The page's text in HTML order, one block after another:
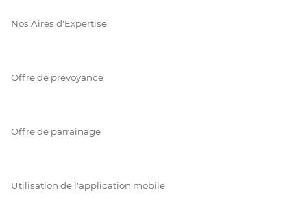
Nos Aires d'Expertise
Offre de prévoyance
Offre de parrainage
Utilisation de l'application mobile